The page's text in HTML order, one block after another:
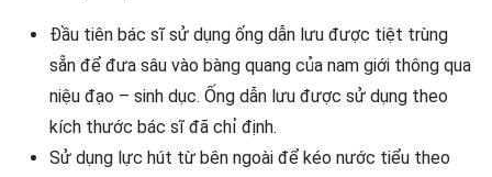
Đầu tiên bác sĩ sử dụng ống dẫn lưu được tiệt trùng
sẵn để đưa sâu vào bàng quang của nam giới thông qua
niệu đạo – sinh dục. Ống dẫn lưu được sử dụng theo
kích thước bác sĩ đã chỉ định.
Sử dụng lực hút từ bên ngoài để kéo nước tiểu theo